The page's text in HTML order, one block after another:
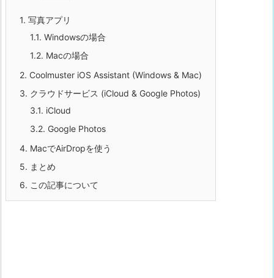
1. 写真アプリ
1.1. Windowsの場合
1.2. Macの場合
2. Coolmuster iOS Assistant (Windows & Mac)
3. クラウドサービス (iCloud & Google Photos)
3.1. iCloud
3.2. Google Photos
4. MacでAirDropを使う
5. まとめ
6. この記事について